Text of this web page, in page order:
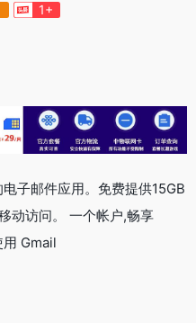
1+
子邮件应用。免费提供15GB
动访问。 一个帐户,畅享
Gmail